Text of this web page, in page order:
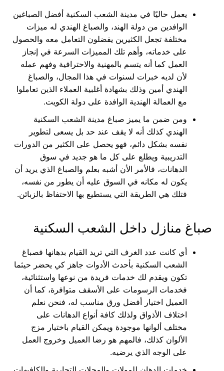
يعمل حاليًا في مدينة الشعب السكنية أفضل الصباغين
الوافدين من دولة الهند، والصباغ الهندي له ميزات
مختلفة تجعل الكثيرين يفضلون التعامل معه والحصول
على خدماته، وأهم تلك المميزات السرعة في إنجاز
العمل كما أنه يتسم بالمهنية والاحترافية وفهم عمله
لأن لديه خبرات لسنوات في هذا المجال، والصباغ
الهندي أمين وذلك بشهادة أغلبية العملاء الذين تعاملوا
مع العمالة الهندية الوافدة على دولة الكويت.
ومن ضمن ما يميز صباغ مدينة الشعب السكنية
الهندي كذلك أنه لا يقف عند حد بل يسعى لتطوير
نفسه بشكل دائم، فهو يحصل على الكثير من الدورات
التدريبية ويطلع على كل ما هو جديد في سوق
الدهانات، فالأمر الأن أشبه بعلم والصباغ الذي يريد أن
يكون له مكانه في السوق عليه أن يطور من نفسه،
فتلك هي الطريقة التي يستطيع بها الاحتفاظ بالزبائن.
صباغ منازل داخل الشعب السكنية
أي كانت عدد الغرف التي تريد القيام بدهانها فصباغ
الشعب السكنية بأحدث الأدوات جاهز كي يحضر حيثما
تكون ويقدم لك خدمات فريدة من نوعها واستثنائية،
فخدمات الرسومات على الأسقف متوافرة، كما أن
العميل اختيار أفضل ورق مناسب له، فنحن نعلم
اختلاف الأذواق ولذلك كافة أنواع الدهانات على
مختلف ألوانها موجودة ويمكن القيام باختيار مزج
الألوان كذلك، فالمهم هو رضا العميل وخروج العمل
على الوجه الذي يرضيه.